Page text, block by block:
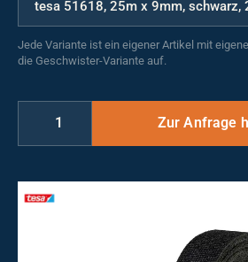
Jede Variante ist ein eigener Artikel mit
die Geschwister-Variante auf.